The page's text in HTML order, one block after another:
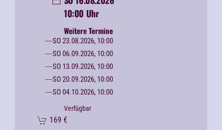
10:00 Uhr
Weitere Termine
SO 23.08.2026, 10:00
SO 06.09.2026, 10:00
SO 13.09.2026, 10:00
SO 20.09.2026, 10:00
SO 04.10.2026, 10:00
Verfügbar
169 €